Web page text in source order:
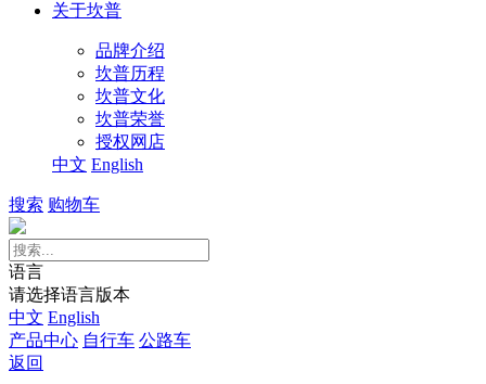
关于坎普
品牌介绍
坎普历程
坎普文化
坎普荣誉
授权网店
中文 English
搜索 购物车
语言
请选择语言版本
中文 English
产品中心 自行车 公路车
返回